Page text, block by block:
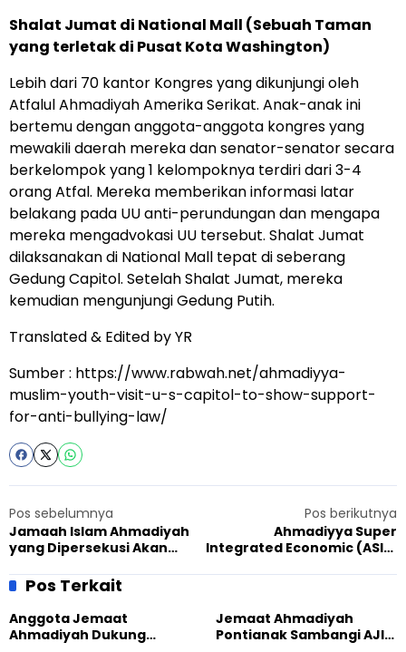
Shalat Jumat di National Mall (Sebuah Taman
yang terletak di Pusat Kota Washington)
Lebih dari 70 kantor Kongres yang dikunjungi oleh
Atfalul Ahmadiyah Amerika Serikat. Anak-anak ini
bertemu dengan anggota-anggota kongres yang
mewakili daerah mereka dan senator-senator secara
berkelompok yang 1 kelompoknya terdiri dari 3-4
orang Atfal. Mereka memberikan informasi latar
belakang pada UU anti-perundungan dan mengapa
mereka mengadvokasi UU tersebut. Shalat Jumat
dilaksanakan di National Mall tepat di seberang
Gedung Capitol. Setelah Shalat Jumat, mereka
kemudian mengunjungi Gedung Putih.
Translated & Edited by YR
Sumber : https://www.rabwah.net/ahmadiyya-
muslim-youth-visit-u-s-capitol-to-show-support-
for-anti-bullying-law/
Pos sebelumnya
Jamaah Islam Ahmadiyah
yang Dipersekusi Akan
Pos berikutnya
Ahmadiyya Super
Integrated Economic (ASIE)
Kesejahteraan Bagi
Kemajuan Jamaah Islam
Ahmadiyah
Pos Terkait
Anggota Jemaat
Ahmadiyah Dukung
Jemaat Ahmadiyah
Pontianak Sambangi AJI,